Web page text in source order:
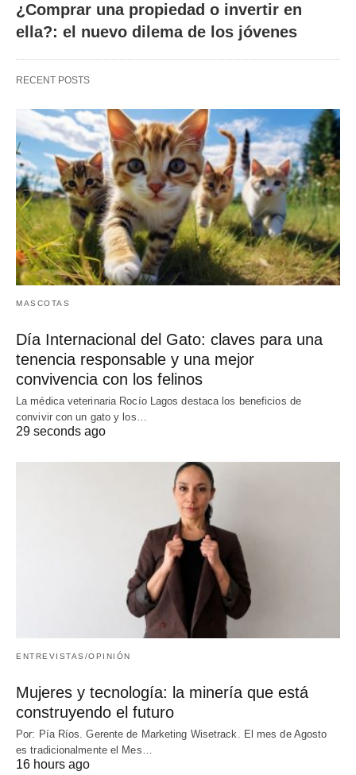
¿Comprar una propiedad o invertir en
ella?: el nuevo dilema de los jóvenes
RECENT POSTS
MASCOTAS
Día Internacional del Gato: claves para una
tenencia responsable y una mejor
convivencia con los felinos
La médica veterinaria Rocío Lagos destaca los beneficios de
convivir con un gato y los…
29 seconds ago
ENTREVISTAS/OPINIÓN
Mujeres y tecnología: la minería que está
construyendo el futuro
Por: Pía Ríos. Gerente de Marketing Wisetrack. El mes de Agosto
es tradicionalmente el Mes…
16 hours ago